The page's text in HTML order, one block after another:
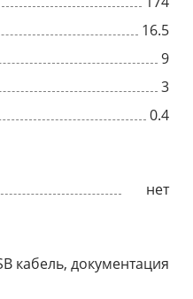
16.5
9
3
0.4
нет
кабель, документация